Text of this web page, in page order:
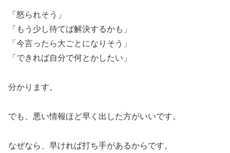
「怒られそう」
「もう少し待てば解決するかも」
「今言ったら大ごとになりそう」
「できれば自分で何とかしたい」
分かります。
でも、悪い情報ほど早く出した方がいいです。
なぜなら、早ければ打ち手があるからです。